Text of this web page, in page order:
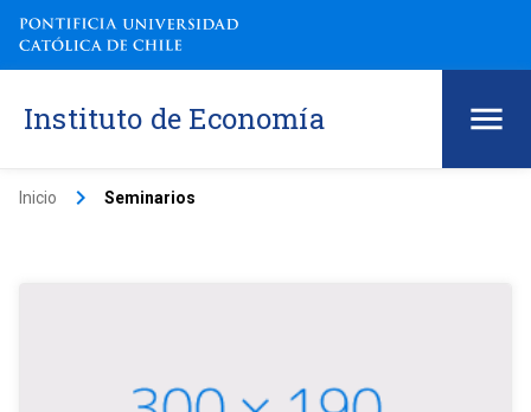
Instituto de Economía
Inicio keyboard_arrow_right Seminarios